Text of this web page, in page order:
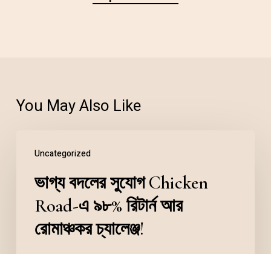
You May Also Like
Uncategorized
ভাগ্য বদলের সুযোগ Chicken
Road-এ ৯৮% রিটার্ন আর
রোমাঞ্চকর চ্যালেঞ্জ!